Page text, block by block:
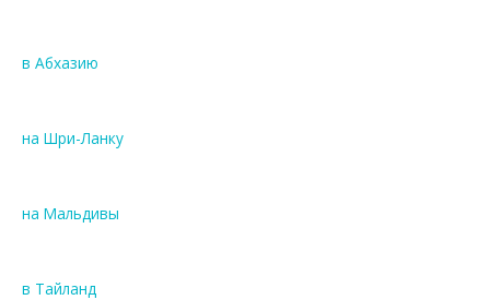
в Абхазию
на Шри-Ланку
на Мальдивы
в Тайланд